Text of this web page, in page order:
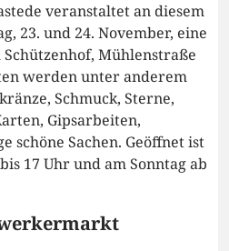
veranstaltet an diesem
23. und 24. November, eine
Mühlenstraße
werden unter anderem
Schmuck, Sterne,
Gipsarbeiten,
schöne Sachen. Geöffnet ist
17 Uhr und am Sonntag ab